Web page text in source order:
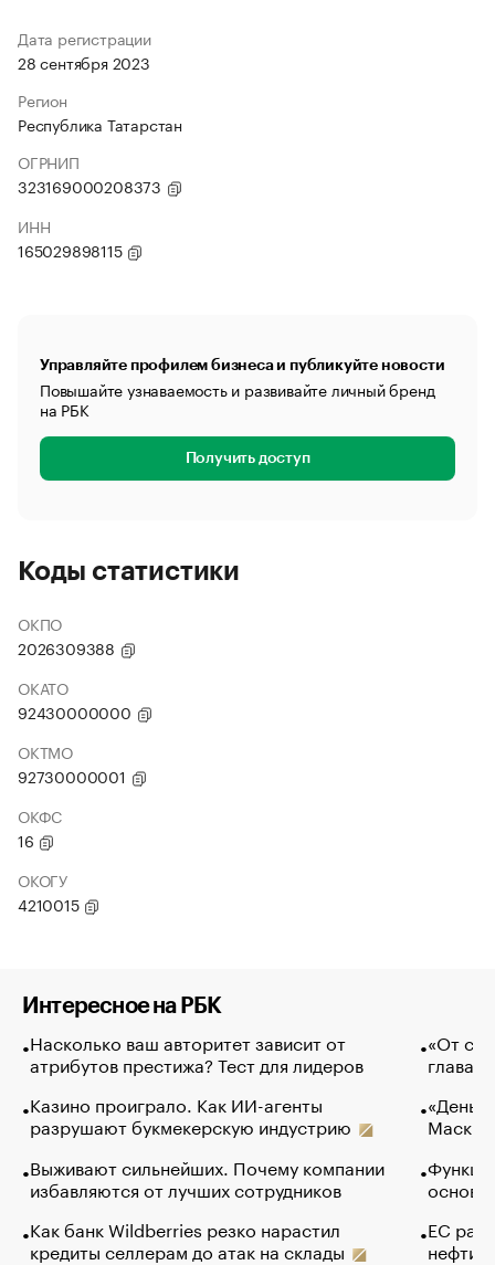
Дата регистрации
28 сентября 2023
Регион
Республика Татарстан
ОГРНИП
323169000208373
ИНН
165029898115
Управляйте профилем бизнеса и публикуйте новости
Повышайте узнаваемость и развивайте личный бренд
на РБК
Получить доступ
Коды статистики
ОКПО
2026309388
ОКАТО
92430000000
ОКТМО
92730000001
ОКФС
16
ОКОГУ
4210015
Интересное на РБК
Насколько ваш авторитет зависит от
атрибутов престижа? Тест для лидеров
Казино проиграло. Как ИИ-агенты
разрушают букмекерскую индустрию
Выживают сильнейших. Почему компании
избавляются от лучших сотрудников
Как банк Wildberries резко нарастил
кредиты селлерам до атак на склады
«От
глава
Маск в
основ
ЕС
нефти